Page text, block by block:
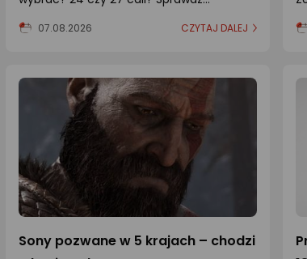
07.08.2026 CZYTAJ DALEJ
Sony pozwane w 5 krajach – chodzi